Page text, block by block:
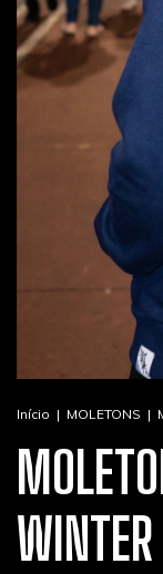
Início | MOLETONS |